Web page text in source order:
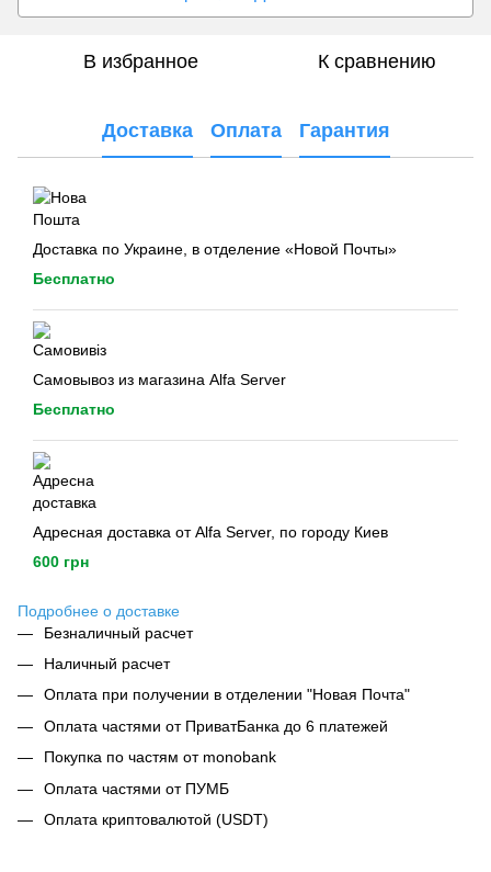
В избранное К сравнению
Доставка Оплата Гарантия
Доставка по Украине, в отделение «Новой Почты»
Бесплатно
Самовывоз из магазина Alfa Server
Бесплатно
Адресная доставка от Alfa Server, по городу Киев
600 грн
Подробнее о доставке
Безналичный расчет
Наличный расчет
Оплата при получении в отделении "Новая Почта"
Оплата частями от ПриватБанка до 6 платежей
Покупка по частям от monobank
Оплата частями от ПУМБ
Оплата криптовалютой (USDT)